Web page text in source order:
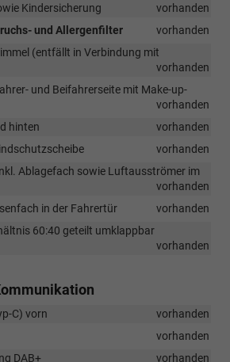
Kindersicherung
vorhanden
und Allergenfilter
vorhanden
(entfällt in Verbindung mit
vorhanden
und Beifahrerseite mit Make-up-
vorhanden
hinten
vorhanden
vorhanden
Ablagefach sowie Luftausströmer im
vorhanden
in der Fahrertür
vorhanden
60:40 geteilt umklappbar
vorhanden
C) vorn
vorhanden
vorhanden
DAB+
vorhanden